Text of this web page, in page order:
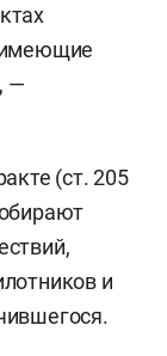
имеющие
—
(ст. 205
и